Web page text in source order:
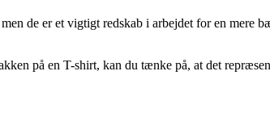
de er et vigtigt redskab i arbejdet for en
på en T-shirt, kan du tænke på, at det